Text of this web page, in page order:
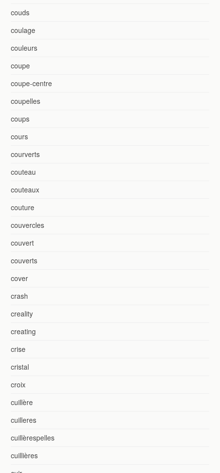
couds
coulage
couleurs
coupe
coupe-centre
coupelles
coups
cours
courverts
couteau
couteaux
couture
couvercles
couvert
couverts
cover
crash
creality
creating
crise
cristal
croix
cuillère
cuilleres
cuillèrespelles
cuillières